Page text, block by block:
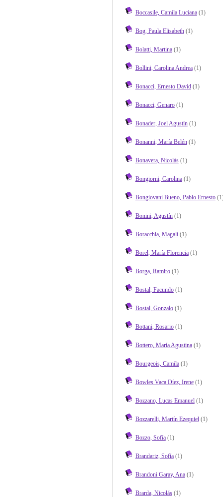
Boccasile, Camila Luciana(1)
Bog, Paula Elisabeth(1)
Bolatti, Martina(1)
Bollini, Carolina Andrea(1)
Bonacci, Ernesto David(1)
Bonacci, Genaro(1)
Bonader, Joel Agustín(1)
Bonanni, María Belén(1)
Bonavera, Nicolás(1)
Bongiorni, Carolina(1)
Bongiovani Bueno, Pablo Ernesto
Bonini, Agustín(1)
Boracchia, Magalí(1)
Borel, María Florencia(1)
Borga, Ramiro(1)
Bostal, Facundo(1)
Bostal, Gonzalo(1)
Bottani, Rosario(1)
Bottero, María Agustina(1)
Bourgeois, Camila(1)
Bowles Vaca Díez, Irene(1)
Bozzano, Lucas Emanuel(1)
Bozzarelli, Martín Ezequiel(1)
Bozzo, Sofía(1)
Brandariz, Sofía(1)
Brandoni Garay, Ana(1)
Brarda, Nicolás(1)